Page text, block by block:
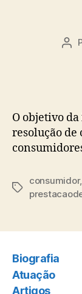
O objetivo
resolução
Tags
consumidor,
Biografia
Atuação
Artigos